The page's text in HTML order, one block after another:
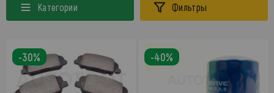
Категории Фильтры
-30% -40%